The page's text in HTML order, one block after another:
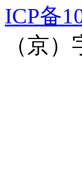
ICP备
（京